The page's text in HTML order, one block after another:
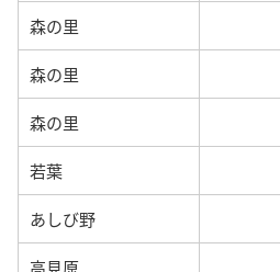
森の里
森の里
森の里
若葉
あしび野
高見原